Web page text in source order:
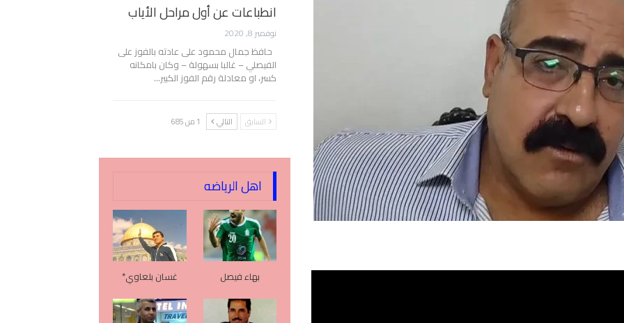
انطباعات عن أول مراحل الأياب
نوفمبر 8, 2020
حافظ جمال محمود على عادته بالفوز على
الفيصلي – غالبا بسهولة – وكان بامكانه
كسر، او معادلة رقم الفوز الكبير…
السابق التالي 1 من 685
اهل الرياضه
بهاء فيصل غسان بلعاوي*